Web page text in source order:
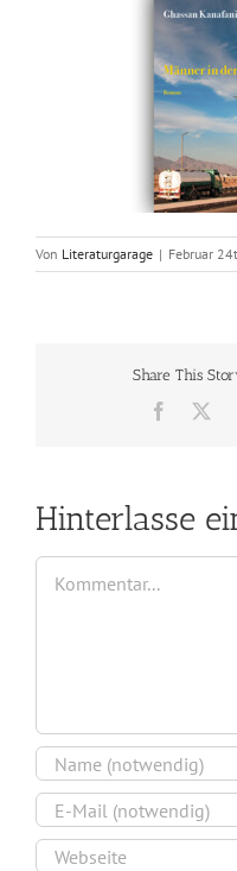
Von Literaturgarage | Februar
Share This
Hinterlasse
Kommentar